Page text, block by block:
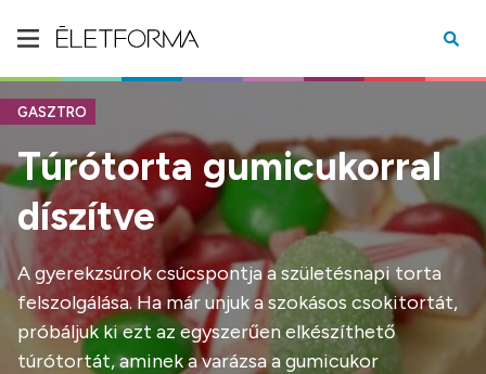
GASZTRO
Túrótorta gumicukorral
díszítve
A gyerekzsúrok csúcspontja a születésnapi torta
felszolgálása. Ha már unjuk a szokásos csokitortát,
próbáljuk ki ezt az egyszerűen elkészíthető
túrótortát, aminek a varázsa a gumicukor